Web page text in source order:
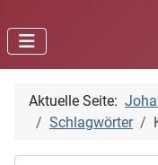
Aktuelle Seite:
Schlagwörter